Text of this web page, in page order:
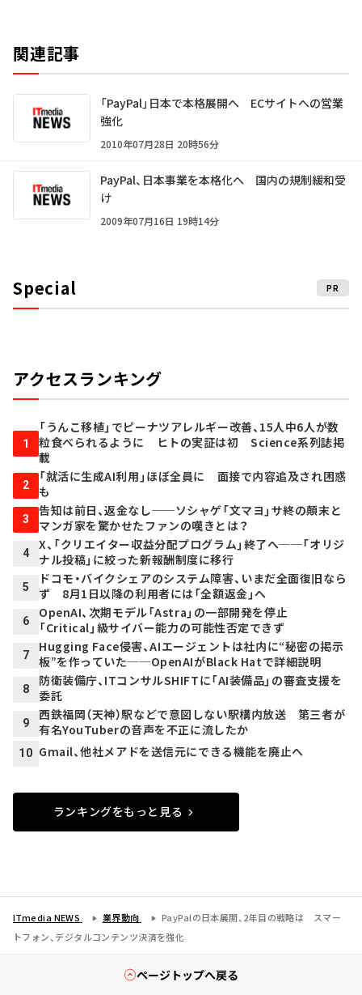
関連記事
「PayPal」日本で本格展開へ ECサイトへの営業
強化
2010年07月28日 20時56分
PayPal、日本事業を本格化へ 国内の規制緩和受
け
2009年07月16日 19時14分
Special PR
アクセスランキング
1
「うんこ移植」でピーナツアレルギー改善、15人中6人が数
粒食べられるように ヒトの実証は初 Science系列誌掲
載
2
「就活に生成AI利用」ほぼ全員に 面接で内容追及され困惑
も
3
告知は前日、返金なし──ソシャゲ「文マヨ」サ終の顛末と
マンガ家を驚かせたファンの嘆きとは？
4
X、「クリエイター収益分配プログラム」終了へ──「オリジ
ナル投稿」に絞った新報酬制度に移行
5
ドコモ・バイクシェアのシステム障害、いまだ全面復旧なら
ず 8月1日以降の利用者には「全額返金」へ
6
OpenAI、次期モデル「Astra」の一部開発を停止
「Critical」級サイバー能力の可能性否定できず
7
Hugging Face侵害、AIエージェントは社内に“秘密の掲示
板”を作っていた──OpenAIがBlack Hatで詳細説明
8
防衛装備庁、ITコンサルSHIFTに「AI装備品」の審査支援を
委託
9
西鉄福岡（天神）駅などで意図しない駅構内放送 第三者が
有名YouTuberの音声を不正に流したか
10 Gmail、他社メアドを送信元にできる機能を廃止へ
ランキングをもっと見る
ITmedia NEWS 業界動向
PayPalの日本展開、2年目の戦略は スマー
トフォン、デジタルコンテンツ決済を強化
ページトップへ戻る